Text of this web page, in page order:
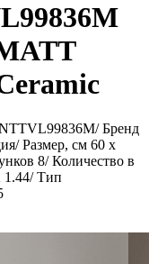
Бренд
Размер, см 60 x
8/ Количество в
1.44/ Тип